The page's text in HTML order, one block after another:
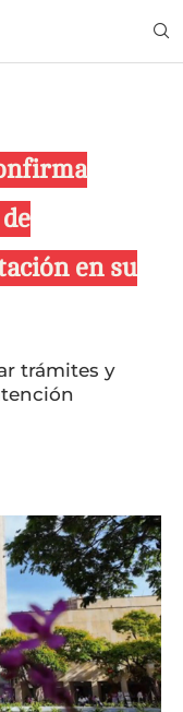
en su
trámites y